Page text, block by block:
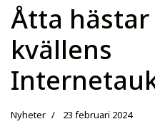
Åtta
kvällens
Nyheter 23 februari 2024